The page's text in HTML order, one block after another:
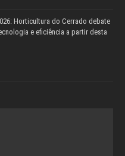
Horticultura do Cerrado debate
e eficiência a partir desta